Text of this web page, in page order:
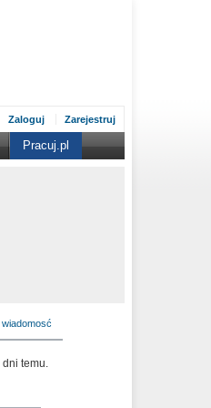
Zaloguj Zarejestruj
Pracuj.pl
dni temu.